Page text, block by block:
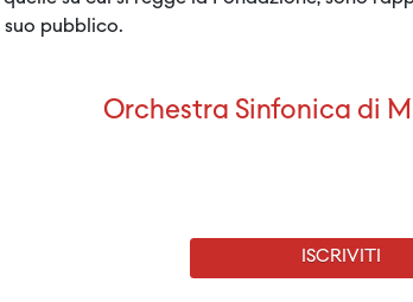
pubblico.
Orchestra Sinfonica di
ISCRIVITI